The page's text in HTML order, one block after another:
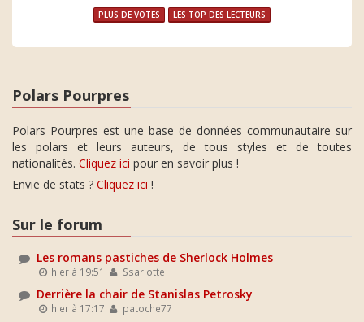
PLUS DE VOTES LES TOP DES LECTEURS
Polars Pourpres
Polars Pourpres est une base de données communautaire sur
les polars et leurs auteurs, de tous styles et de toutes
nationalités. Cliquez ici pour en savoir plus !
Envie de stats ? Cliquez ici !
Sur le forum
Les romans pastiches de Sherlock Holmes
hier à 19:51 Ssarlotte
Derrière la chair de Stanislas Petrosky
hier à 17:17 patoche77